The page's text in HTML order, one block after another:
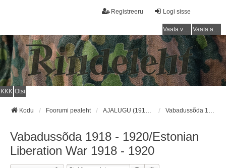
Logi sisse
Registreeru
Vaata vastamata teemasi Vaata aktiivseid teemasid
KKK Otsi
Kodu Foorumi pealeht AJALUGU (1918 - 1940) / HISTORY (1918 - 1940) Vabadussõda 1918 - 1920/Estonian Liberation War 1918 - 1920
Vabadussõda 1918 - 1920/Estonian
Liberation War 1918 - 1920